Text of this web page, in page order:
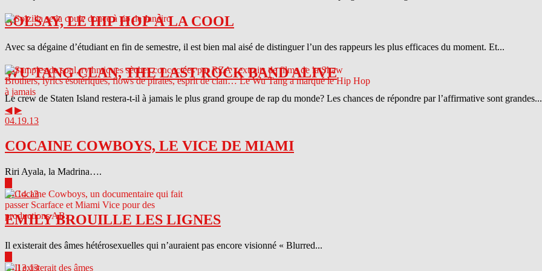
SOLSAY, LE HIP HOP À LA COOL
Avec sa dégaine d’étudiant en fin de semestre, il est bien mal aisé de distinguer l’un des rappeurs les plus efficaces du moment. Et...
WU TANG CLAN, THE LAST ROCK BAND ALIVE
Le crew de Staten Island restera-t-il à jamais le plus grand groupe de rap du monde? Les chances de répondre par l’affirmative sont
◀ ▶
04.19.13
COCAINE COWBOYS, LE VICE DE MIAMI
Riri Ayala, la Madrina….
04.14.13
EMILY BROUILLE LES LIGNES
Il existerait des âmes hétérosexuelles qui n’auraient pas encore visionné « Blurred...
04.13.13